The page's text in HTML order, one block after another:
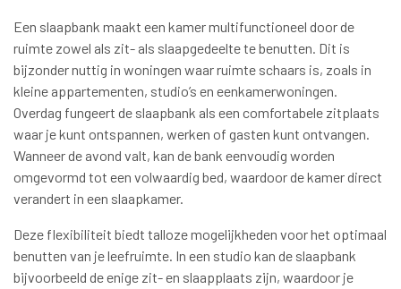
Een slaapbank maakt een kamer multifunctioneel door de
ruimte zowel als zit- als slaapgedeelte te benutten. Dit is
bijzonder nuttig in woningen waar ruimte schaars is, zoals in
kleine appartementen, studio’s en eenkamerwoningen.
Overdag fungeert de slaapbank als een comfortabele zitplaats
waar je kunt ontspannen, werken of gasten kunt ontvangen.
Wanneer de avond valt, kan de bank eenvoudig worden
omgevormd tot een volwaardig bed, waardoor de kamer direct
verandert in een slaapkamer.
Deze flexibiliteit biedt talloze mogelijkheden voor het optimaal
benutten van je leefruimte. In een studio kan de slaapbank
bijvoorbeeld de enige zit- en slaapplaats zijn, waardoor je